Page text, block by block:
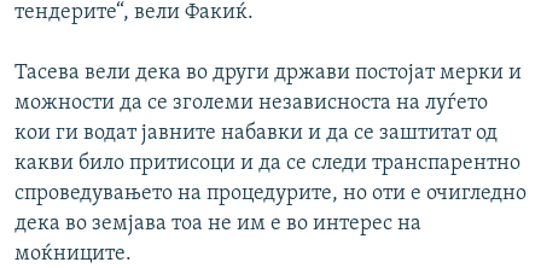
тендерите“, вели Факиќ.
Тасева вели дека во други држави постојат мерки и
можности да се зголеми независноста на луѓето
кои ги водат јавните набавки и да се заштитат од
какви било притисоци и да се следи транспарентно
спроведувањето на процедурите, но оти е очигледно
дека во земјава тоа не им е во интерес на
моќниците.